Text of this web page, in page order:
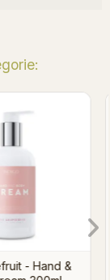
Cream 370ml